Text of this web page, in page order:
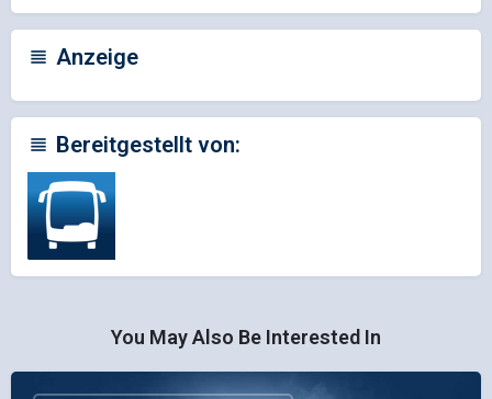
Anzeige
Bereitgestellt von:
You May Also Be Interested In